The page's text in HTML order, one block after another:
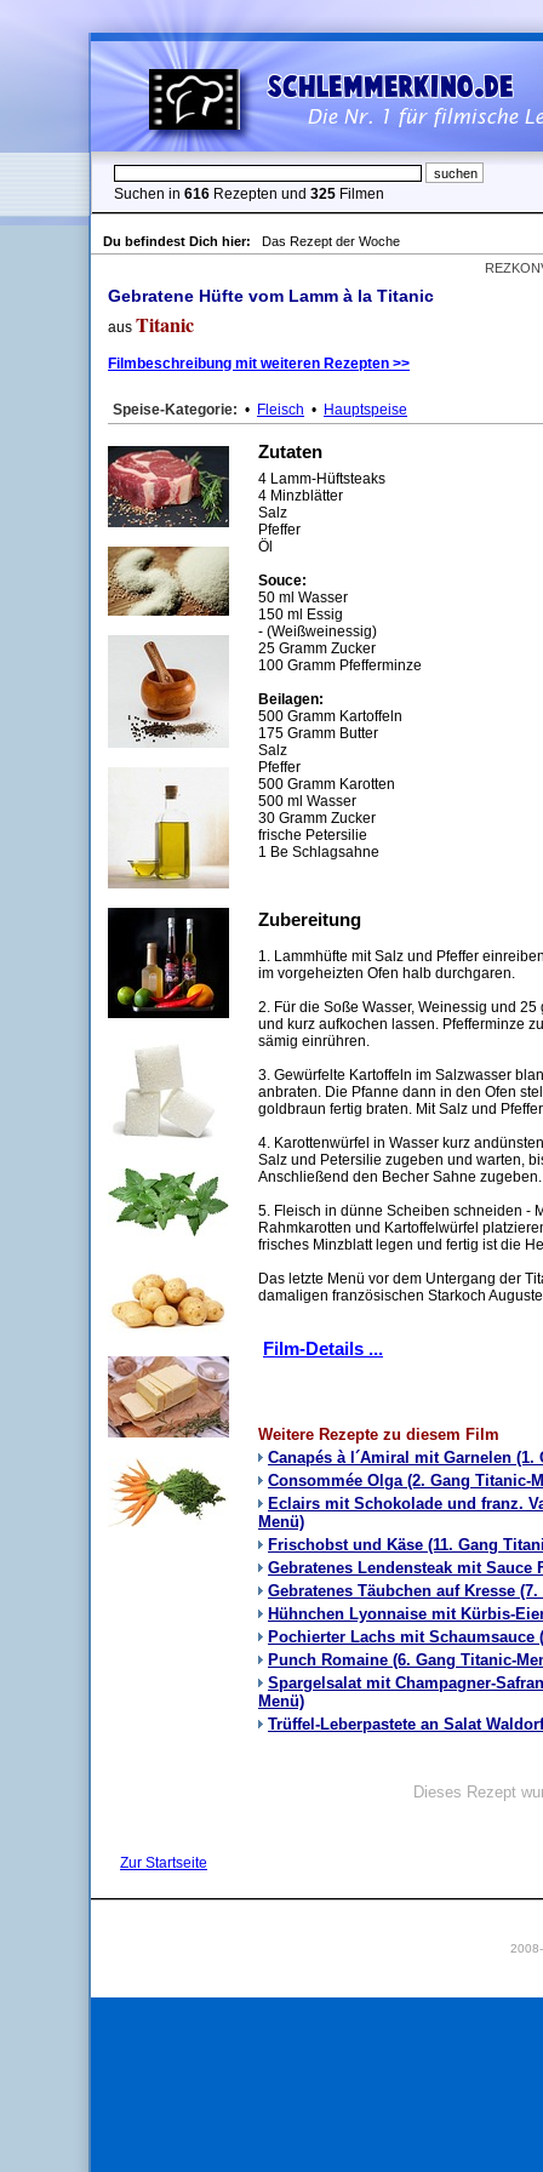
Suchen in 616 Rezepten und 325 Filmen
Du befindest Dich hier:
Das Rezept der Woche
Gebratene Hüfte vom Lamm à la Titanic
aus Titanic
Filmbeschreibung mit weiteren Rezepten >>
Speise-Kategorie: • Fleisch • Hauptspeise
Zutaten
4 Lamm-Hüftsteaks
4 Minzblätter
Salz
Pfeffer
Öl
Souce:
50 ml Wasser
150 ml Essig
- (Weißweinessig)
25 Gramm Zucker
100 Gramm Pfefferminze
Beilagen:
500 Gramm Kartoffeln
175 Gramm Butter
Salz
Pfeffer
500 Gramm Karotten
500 ml Wasser
30 Gramm Zucker
frische Petersilie
1 Be Schlagsahne
Zubereitung
1. Lammhüfte mit Salz und Pfeffer
im vorgeheizten Ofen halb durchgaren.
2. Für die Soße Wasser, Weinessig und
und kurz aufkochen lassen. Pfefferminze
sämig einrühren.
3. Gewürfelte Kartoffeln im Salzwasser
anbraten. Die Pfanne dann in den Ofen
goldbraun fertig braten. Mit Salz und
4. Karottenwürfel in Wasser kurz
Salz und Petersilie zugeben und warten,
Anschließend den Becher Sahne zugeben.
5. Fleisch in dünne Scheiben schneiden -
Rahmkarotten und Kartoffelwürfel
frisches Minzblatt legen und fertig ist die
Das letzte Menü vor dem Untergang der
damaligen französischen Starkoch
Film-Details ...
Weitere Rezepte zu diesem Film
Canapés à l´Amiral mit Garnelen (1.
Consommée Olga (2. Gang Titanic-
Eclairs mit Schokolade und franz.
Menü)
Frischobst und Käse (11. Gang
Gebratenes Lendensteak mit Sauce
Gebratenes Täubchen auf Kresse
Hühnchen Lyonnaise mit Kürbis-
Pochierter Lachs mit Schaumsauce
Punch Romaine (6. Gang Titanic-
Spargelsalat mit Champagner-
Menü)
Trüffel-Leberpastete an Salat
Dieses Rezept
Zur Startseite